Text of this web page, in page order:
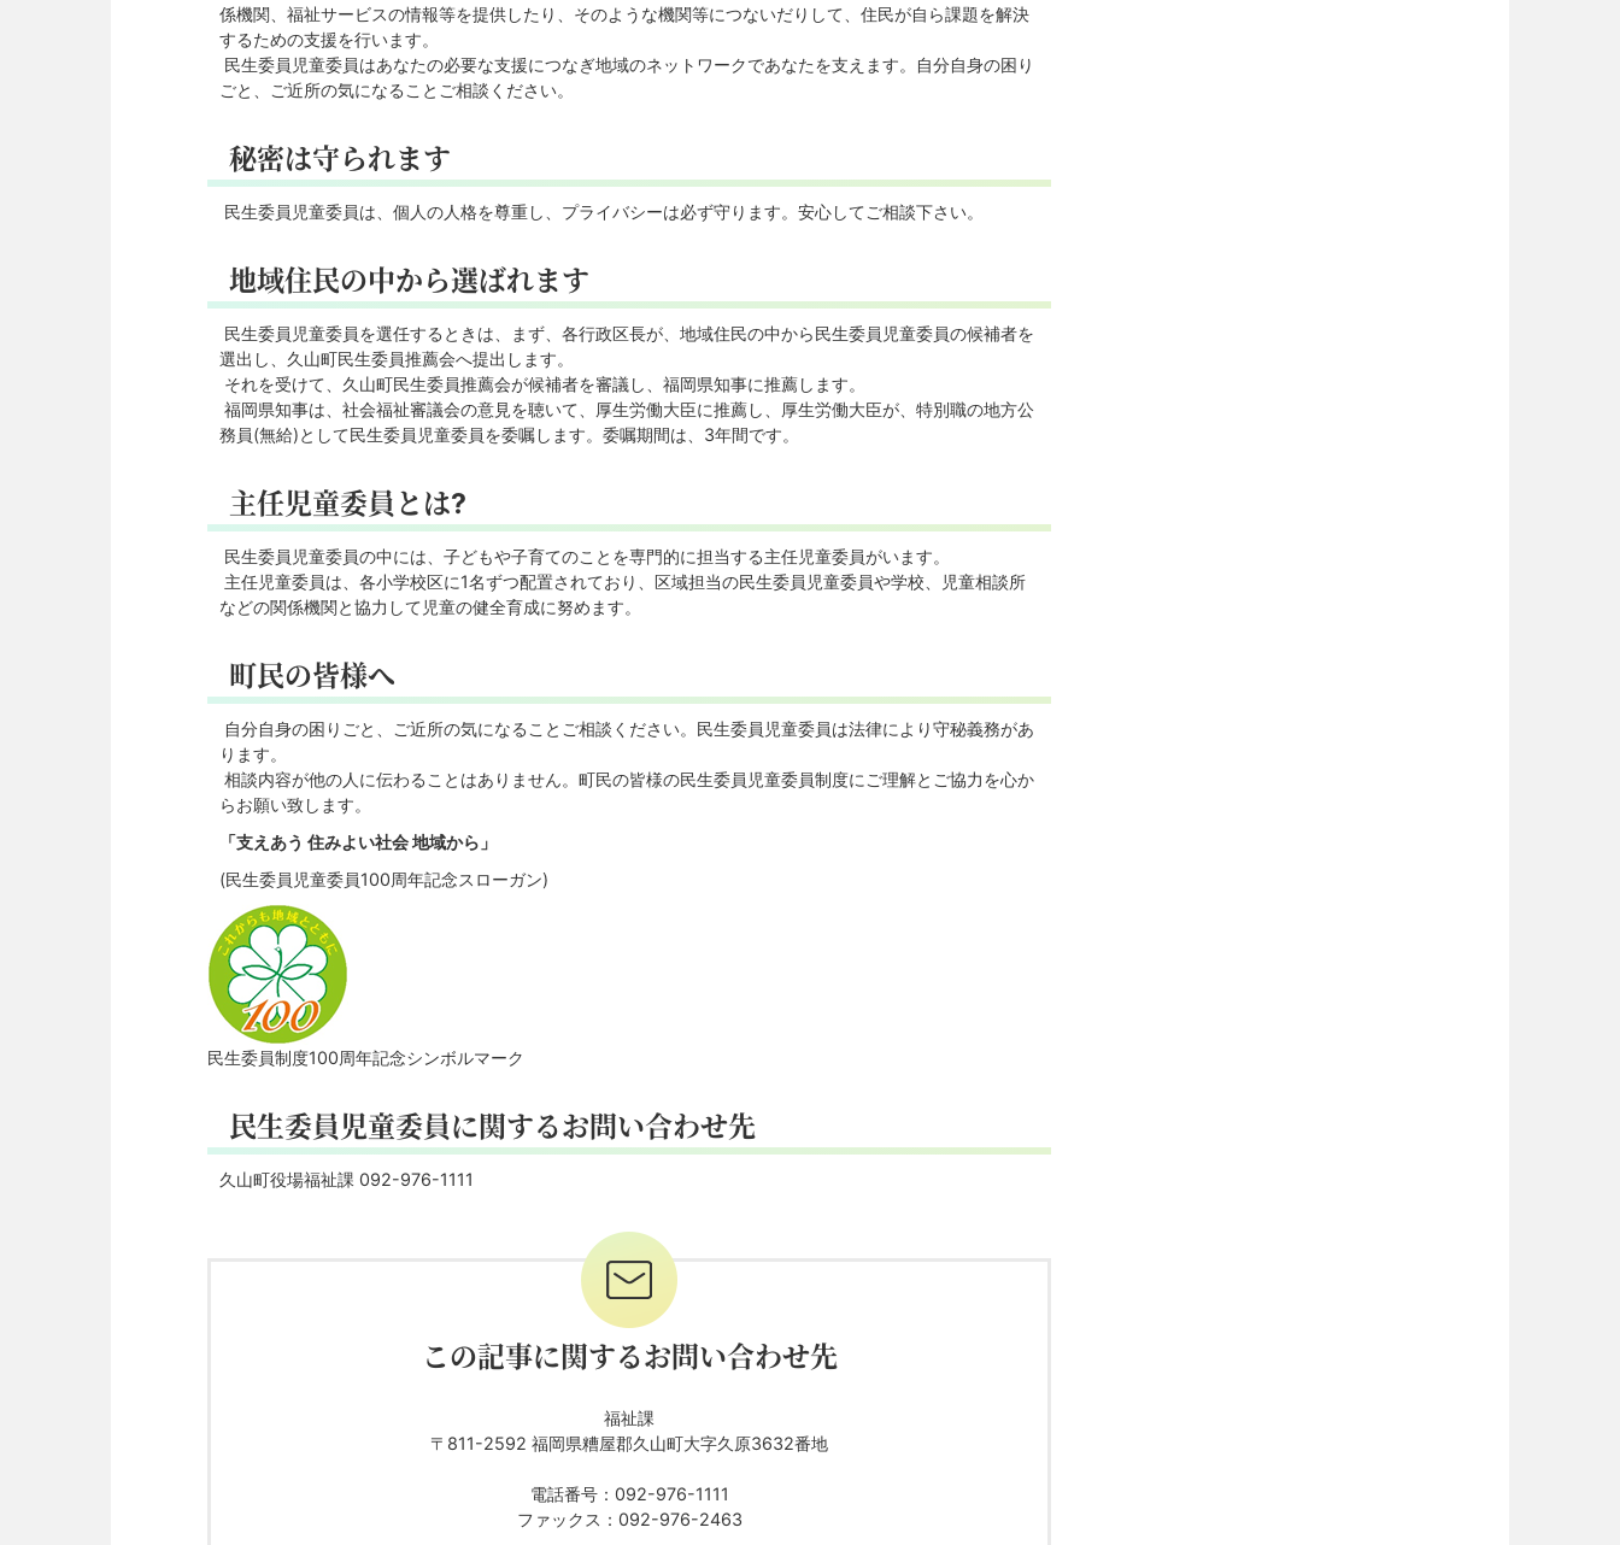
係機関、福祉サービスの情報等を提供したり、そのような機関等につないだりして、住民が自ら課題を解決
するための支援を行います。
民生委員児童委員はあなたの必要な支援につなぎ地域のネットワークであなたを支えます。自分自身の困り
ごと、ご近所の気になることご相談ください。
秘密は守られます
民生委員児童委員は、個人の人格を尊重し、プライバシーは必ず守ります。安心してご相談下さい。
地域住民の中から選ばれます
民生委員児童委員を選任するときは、まず、各行政区長が、地域住民の中から民生委員児童委員の候補者を
選出し、久山町民生委員推薦会へ提出します。
それを受けて、久山町民生委員推薦会が候補者を審議し、福岡県知事に推薦します。
福岡県知事は、社会福祉審議会の意見を聴いて、厚生労働大臣に推薦し、厚生労働大臣が、特別職の地方公
務員(無給)として民生委員児童委員を委嘱します。委嘱期間は、3年間です。
主任児童委員とは?
民生委員児童委員の中には、子どもや子育てのことを専門的に担当する主任児童委員がいます。
主任児童委員は、各小学校区に1名ずつ配置されており、区域担当の民生委員児童委員や学校、児童相談所
などの関係機関と協力して児童の健全育成に努めます。
町民の皆様へ
自分自身の困りごと、ご近所の気になることご相談ください。民生委員児童委員は法律により守秘義務があ
ります。
相談内容が他の人に伝わることはありません。町民の皆様の民生委員児童委員制度にご理解とご協力を心か
らお願い致します。
「支えあう 住みよい社会 地域から」
(民生委員児童委員100周年記念スローガン)
民生委員制度100周年記念シンボルマーク
民生委員児童委員に関するお問い合わせ先
久山町役場福祉課 092-976-1111
この記事に関するお問い合わせ先
福祉課
〒811-2592 福岡県糟屋郡久山町大字久原3632番地
電話番号：092-976-1111
ファックス：092-976-2463